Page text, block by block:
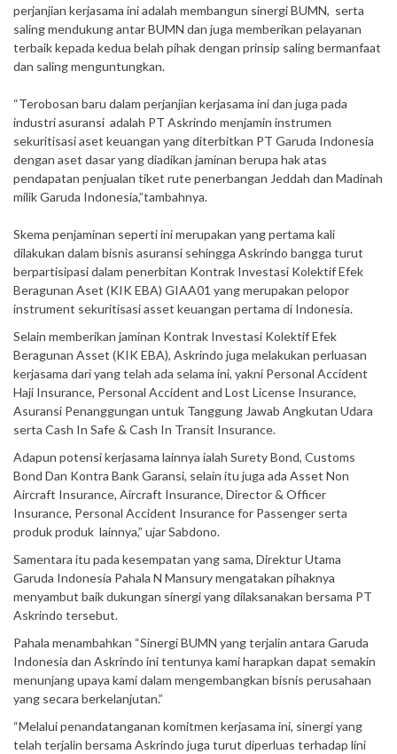
perjanjian kerjasama ini adalah membangun sinergi BUMN, serta
saling mendukung antar BUMN dan juga memberikan pelayanan
terbaik kepada kedua belah pihak dengan prinsip saling bermanfaat
dan saling menguntungkan.
“Terobosan baru dalam perjanjian kerjasama ini dan juga pada
industri asuransi adalah PT Askrindo menjamin instrumen
sekuritisasi aset keuangan yang diterbitkan PT Garuda Indonesia
dengan aset dasar yang diadikan jaminan berupa hak atas
pendapatan penjualan tiket rute penerbangan Jeddah dan Madinah
milik Garuda Indonesia,”tambahnya.
Skema penjaminan seperti ini merupakan yang pertama kali
dilakukan dalam bisnis asuransi sehingga Askrindo bangga turut
berpartisipasi dalam penerbitan Kontrak Investasi Kolektif Efek
Beragunan Aset (KIK EBA) GIAA01 yang merupakan pelopor
instrument sekuritisasi asset keuangan pertama di Indonesia.
Selain memberikan jaminan Kontrak Investasi Kolektif Efek
Beragunan Asset (KIK EBA), Askrindo juga melakukan perluasan
kerjasama dari yang telah ada selama ini, yakni Personal Accident
Haji Insurance, Personal Accident and Lost License Insurance,
Asuransi Penanggungan untuk Tanggung Jawab Angkutan Udara
serta Cash In Safe & Cash In Transit Insurance.
Adapun potensi kerjasama lainnya ialah Surety Bond, Customs
Bond Dan Kontra Bank Garansi, selain itu juga ada Asset Non
Aircraft Insurance, Aircraft Insurance, Director & Officer
Insurance, Personal Accident Insurance for Passenger serta
produk produk lainnya,” ujar Sabdono.
Samentara itu pada kesempatan yang sama, Direktur Utama
Garuda Indonesia Pahala N Mansury mengatakan pihaknya
menyambut baik dukungan sinergi yang dilaksanakan bersama PT
Askrindo tersebut.
Pahala menambahkan “Sinergi BUMN yang terjalin antara Garuda
Indonesia dan Askrindo ini tentunya kami harapkan dapat semakin
menunjang upaya kami dalam mengembangkan bisnis perusahaan
yang secara berkelanjutan.”
“Melalui penandatanganan komitmen kerjasama ini, sinergi yang
telah terjalin bersama Askrindo juga turut diperluas terhadap lini